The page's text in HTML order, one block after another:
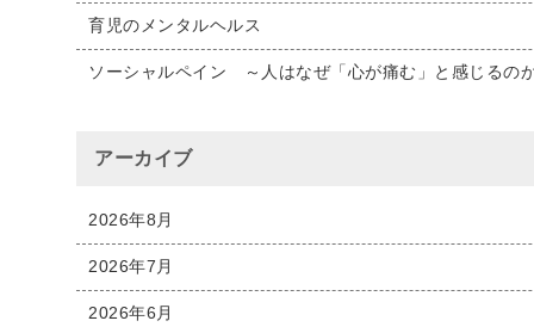
育児のメンタルヘルス
ソーシャルペイン ～人はなぜ「心が痛む」と感じる
アーカイブ
2026年8月
2026年7月
2026年6月